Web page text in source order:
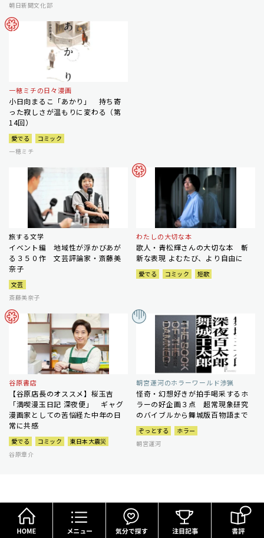
朝日新聞文化部
一穂ミチの日々漫画
小日向まるこ「あかり」 持ち寄
った寂しさが温もりに変わる（第
14回）
愛でる
コミック
一穂ミチ
旅する文学
イベント編 地域性が浮かびあが
る３５０作 文芸評論家・斎藤美
奈子
文芸
斎藤美奈子
わたしの大切な本
歌人・青松輝さんの大切な本 斬
新な表現 よむたび、より自由に
愛でる コミック 短歌
谷原書店
【谷原店長のオススメ】桜玉吉
「満喫漫玉日記 深夜便」 ギャグ
漫画家としての苦悩経た中年の日
常に共感
愛でる コミック
東日本大震災
谷原章介
朝宮運河のホラーワールド渉猟
怪奇・幻想好きが拍手喝采するホ
ラーの好企画３点 超常現象研究
のバイブルから舞城版百物語まで
ぞっとする
ホラー
朝宮運河